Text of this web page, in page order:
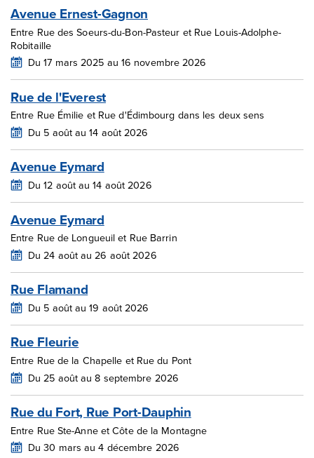
Avenue Ernest-Gagnon
Entre Rue des Soeurs-du-Bon-Pasteur et Rue Louis-Adolphe-
Robitaille
Du 17 mars 2025 au 16 novembre 2026
Rue de l'Everest
Entre Rue Émilie et Rue d'Édimbourg dans les deux sens
Du 5 août au 14 août 2026
Avenue Eymard
Du 12 août au 14 août 2026
Avenue Eymard
Entre Rue de Longueuil et Rue Barrin
Du 24 août au 26 août 2026
Rue Flamand
Du 5 août au 19 août 2026
Rue Fleurie
Entre Rue de la Chapelle et Rue du Pont
Du 25 août au 8 septembre 2026
Rue du Fort, Rue Port-Dauphin
Entre Rue Ste-Anne et Côte de la Montagne
Du 30 mars au 4 décembre 2026